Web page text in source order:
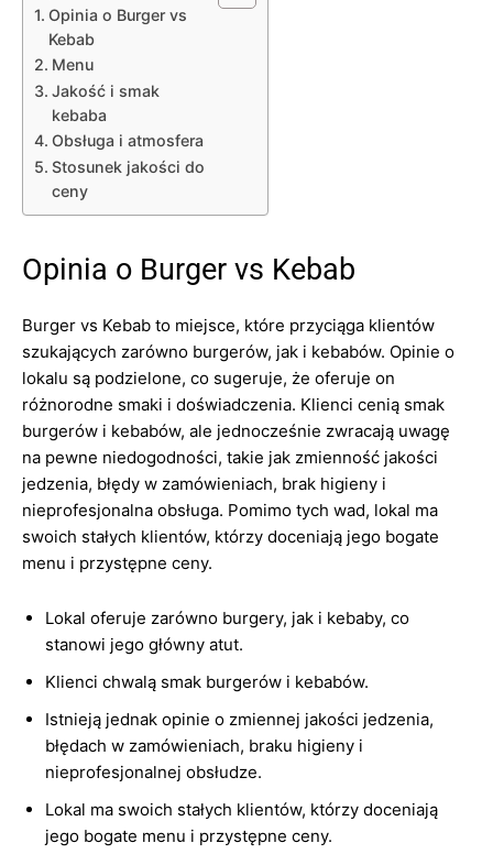
Opinia o Burger vs
Kebab
Menu
Jakość i smak
kebaba
Obsługa i atmosfera
Stosunek jakości do
ceny
Opinia o Burger vs Kebab
Burger vs Kebab to miejsce, które przyciąga klientów
szukających zarówno burgerów, jak i kebabów. Opinie o
lokalu są podzielone, co sugeruje, że oferuje on
różnorodne smaki i doświadczenia. Klienci cenią smak
burgerów i kebabów, ale jednocześnie zwracają uwagę
na pewne niedogodności, takie jak zmienność jakości
jedzenia, błędy w zamówieniach, brak higieny i
nieprofesjonalna obsługa. Pomimo tych wad, lokal ma
swoich stałych klientów, którzy doceniają jego bogate
menu i przystępne ceny.
Lokal oferuje zarówno burgery, jak i kebaby, co
stanowi jego główny atut.
Klienci chwalą smak burgerów i kebabów.
Istnieją jednak opinie o zmiennej jakości jedzenia,
błędach w zamówieniach, braku higieny i
nieprofesjonalnej obsłudze.
Lokal ma swoich stałych klientów, którzy doceniają
jego bogate menu i przystępne ceny.